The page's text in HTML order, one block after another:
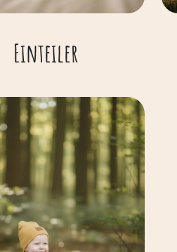
Einteiler